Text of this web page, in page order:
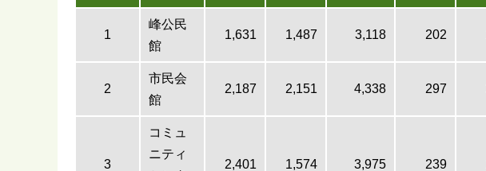
1
峰公民
館
1,631 1,487 3,118 202
2
市民会
館
2,187 2,151 4,338 297
3
コミュ
ニティ
2,401 1,574 3,975 239